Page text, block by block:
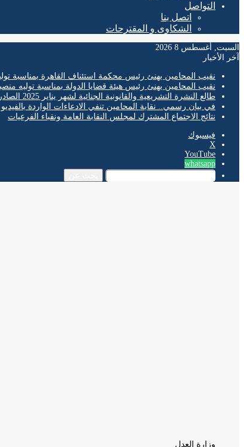
التواصل
اتصل بنا
الشكاوى و المقترحات
السبت, أغسطس 8 2026
آخر الأخبار
نقيب المحامين يهنئ رئيس محكمة استئناف القاهرة بمناسبة
نقيب المحامين يهنئ رئيس هيئة قضايا الدولة بمناسبة توليه
طالع النشرة التشريعية والقانونية الجنائية لشهر يناير 2025 الصادرة عن المكتب الفني لمحكمة النقض
في بيان رسمي.. نقابة المحامين تنفي الادعاءات الواردة
نتائج الاجتماع المشترك لمجلس النقابة العامة ونقباء الفرعيات
فيسبوك
‫X
‫YouTube
whatsapp
وزارة العدل